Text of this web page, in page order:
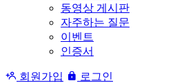
동영상 게시판
자주하는 질문
이벤트
인증서
회원가입
로그인